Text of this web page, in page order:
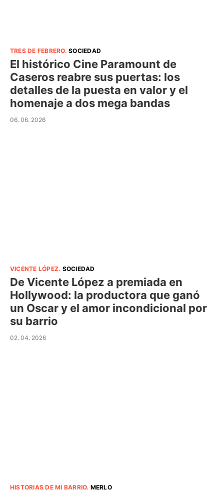
TRES DE FEBRERO.SOCIEDAD
El histórico Cine Paramount de
Caseros reabre sus puertas: los
detalles de la puesta en valor y el
homenaje a dos mega bandas
06. 06. 2026
VICENTE LÓPEZ. SOCIEDAD
De Vicente López a premiada en
Hollywood: la productora que ganó
un Oscar y el amor incondicional por
su barrio
02. 04. 2026
HISTORIAS DE MI BARRIO. MERLO